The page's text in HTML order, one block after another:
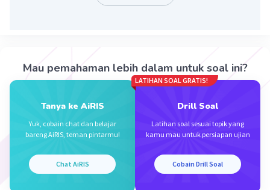
Mau pemahaman lebih dalam untuk soal ini?
Tanya ke AiRIS
Yuk, cobain chat dan belajar
bareng AiRIS, teman pintarmu!
Chat AiRIS
LATIHAN SOAL GRATIS!
Drill Soal
Latihan soal sesuai topik yang
kamu mau untuk persiapan ujian
Cobain Drill Soal